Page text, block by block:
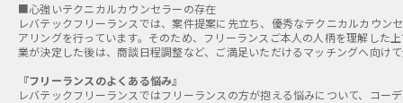
■心強いテクニカルカウンセラーの存在
レバテックフリーランスでは、案件提案に先立ち、優秀なテクニカルカウ
アリングを行っています。そのため、フリーランスご本人の人柄を理解した
業が決定した後は、商談日程調整など、ご満足いただけるマッチングへ向け
『フリーランスのよくある悩み』
レバテックフリーランスではフリーランスの方が抱える悩みについて、コー